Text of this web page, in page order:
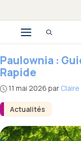
au
contenuMenu
Actualités
Paulownia :
Rapide
11 mai 2026 par Claire